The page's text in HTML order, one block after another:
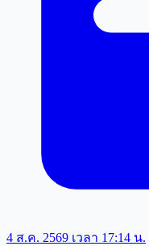
4 ส.ค. 2569 เวลา 17:14 น.